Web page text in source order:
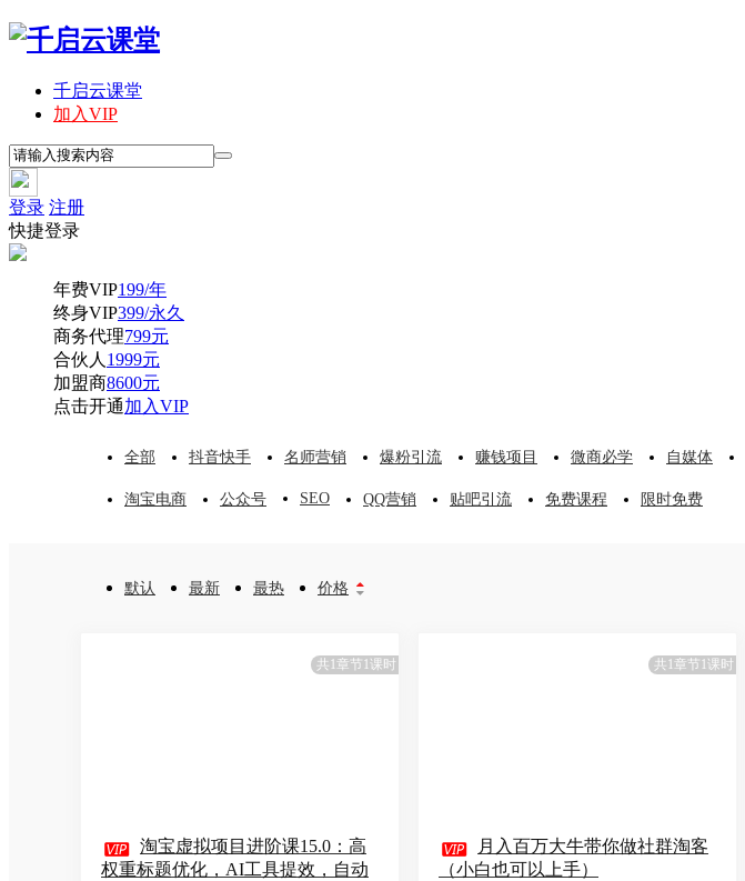
千启云课堂
加入VIP
登录 注册
快捷登录
年费VIP199/年
终身VIP399/永久
商务代理799元
合伙人 1999元
加盟商8600元
点击开通加入VIP
全部 抖音快手 名师营销 爆粉引流 赚钱项目 微商必学 自媒体
淘宝电商 公众号 SEO QQ营销 贴吧引流 免费课程 限时免费
默认 最新 最热 价格 

共1章节1课时
 淘宝虚拟项目进阶课15.0：高
权重标题优化，AI工具提效，自动
共1章节1课时

月入百万大牛带你做社群淘客
（小白也可以上手）